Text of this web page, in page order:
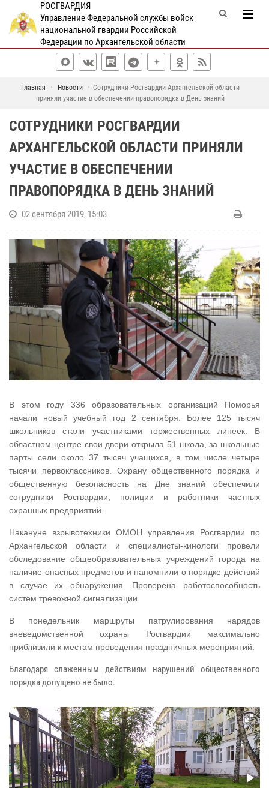
РОСГВАРДИЯ
Управление Федеральной службы войск
национальной гвардии Российской
Федерации по Архангельской области
Главная Новости
Сотрудники Росгвардии Архангельской области
приняли участие в обеспечении правопорядка в День знаний
СОТРУДНИКИ РОСГВАРДИИ
АРХАНГЕЛЬСКОЙ ОБЛАСТИ ПРИНЯЛИ
УЧАСТИЕ В ОБЕСПЕЧЕНИИ
ПРАВОПОРЯДКА В ДЕНЬ ЗНАНИЙ
02 сентября 2019, 15:03
В этом году 336 образовательных организаций Поморья
начали новый учебный год 2 сентября. Более 125 тысяч
школьников стали участниками торжественных линеек. В
областном центре свои двери открыла 51 школа, за школьные
парты сели около 37 тысяч учащихся, в том числе четыре
тысячи первоклассников. Охрану общественного порядка и
общественную безопасность на Дне знаний обеспечили
сотрудники Росгвардии, полиции и работники частных
охранных предприятий.
Накануне взрывотехники ОМОН управления Росгвардии по
Архангельской области и специалисты-кинологи провели
обследование общеобразовательных учреждений города на
наличие опасных предметов и напомнили о порядке действий
в случае их обнаружения. Проверена работоспособность
систем тревожной сигнализации.
В понедельник маршруты патрулирования нарядов
вневедомственной охраны Росгвардии максимально
приблизили к местам проведения праздничных мероприятий.
Благодаря слаженным действиям нарушений общественного
порядка допущено не было.